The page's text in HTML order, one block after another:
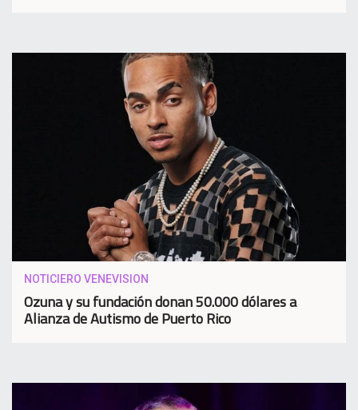
NOTICIERO VENEVISION
Ozuna y su fundación donan 50.000 dólares a
Alianza de Autismo de Puerto Rico